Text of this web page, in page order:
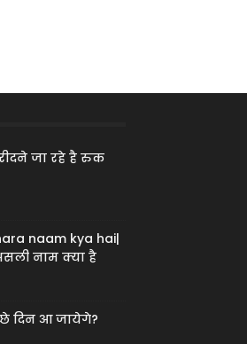
जा रहे है रुक
naam kya hai|
नाम क्या है
दिन आ जायेगे?